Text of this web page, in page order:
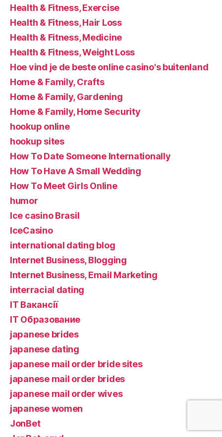
Health & Fitness, Exercise
Health & Fitness, Hair Loss
Health & Fitness, Medicine
Health & Fitness, Weight Loss
Hoe vind je de beste online casino's buitenland
Home & Family, Crafts
Home & Family, Gardening
Home & Family, Home Security
hookup online
hookup sites
How To Date Someone Internationally
How To Have A Small Wedding
How To Meet Girls Online
humor
Ice casino Brasil
IceCasino
international dating blog
Internet Business, Blogging
Internet Business, Email Marketing
interracial dating
IT Вакансії
IT Образование
japanese brides
japanese dating
japanese mail order bride sites
japanese mail order brides
japanese mail order wives
japanese women
JonBet